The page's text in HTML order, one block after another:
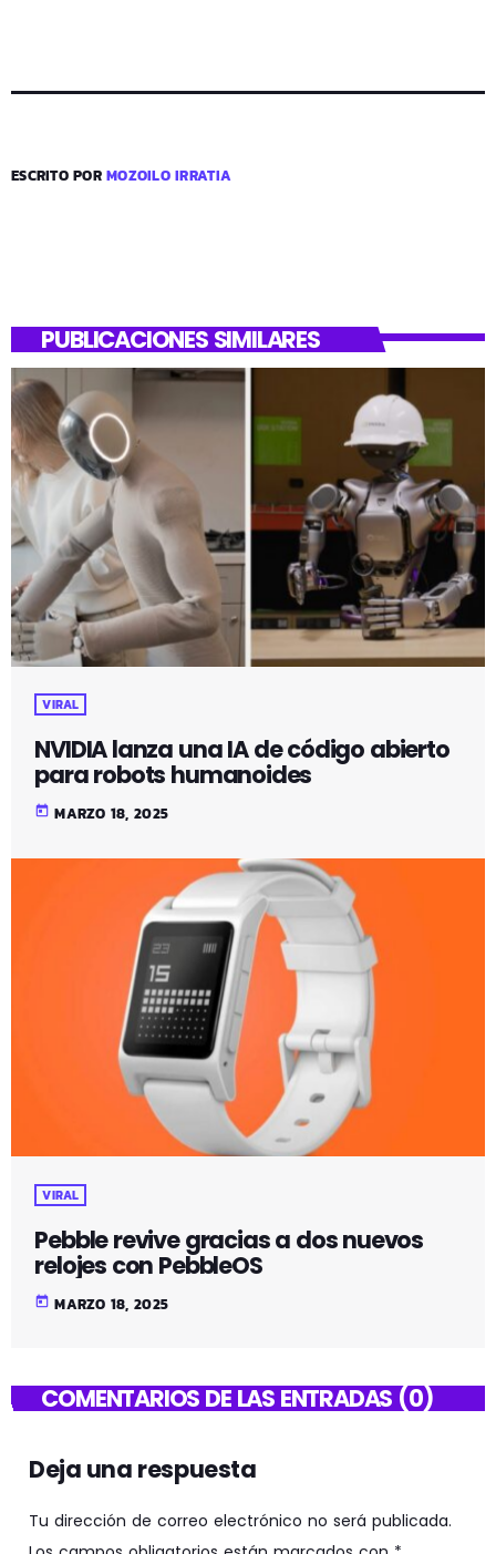
ESCRITO PORMOZOILO IRRATIA
PUBLICACIONES SIMILARES
VIRAL
NVIDIA lanza una IA de código abierto
para robots humanoides
today MARZO 18, 2025
VIRAL
Pebble revive gracias a dos nuevos
relojes con PebbleOS
today MARZO 18, 2025
COMENTARIOS DE LAS ENTRADAS (0)
Deja una respuesta
Tu dirección de correo electrónico no será publicada.